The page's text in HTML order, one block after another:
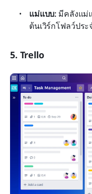
แม่แบบ: มีคลังแม่
ต้นเวิร์กโฟลว์ประ
5. Trello